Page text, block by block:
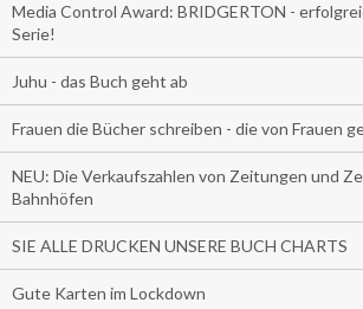
Media Control Award: BRIDGERTON -
Serie!
Juhu - das Buch geht ab
Frauen die Bücher schreiben - die von Frauen
NEU: Die Verkaufszahlen von Zeitungen und
Bahnhöfen
SIE ALLE DRUCKEN UNSERE BUCH CHARTS
Gute Karten im Lockdown